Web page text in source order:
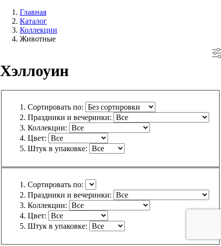
Главная
Каталог
Коллекции
Животные
Хэллоуин
Сортировать по:
Праздники и вечеринки:
Коллекции:
Цвет:
Штук в упаковке:
Сортировать по:
Праздники и вечеринки:
Коллекции:
Цвет:
Штук в упаковке: